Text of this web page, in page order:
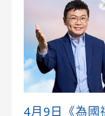
4月9日《為國